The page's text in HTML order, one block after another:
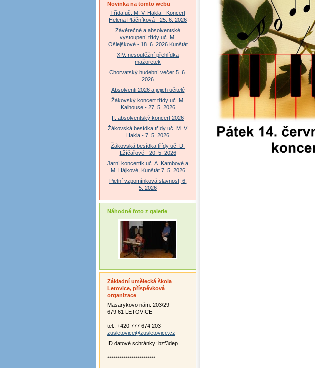
Novinka na tomto webu
Třída uč. M. V. Hakla - Koncert
Helena Ptáčníková - 25. 6. 2026
Závěrečné a absolventské
vystoupení třídy uč. M.
Ošlejškové - 18. 6. 2026 Kunštát
XIV. nesoutěžní přehlídka
mažoretek
Chorvatský hudební večer 5. 6.
2026
Absolventi 2026 a jejich učitelé
Žákovský koncert třídy uč. M.
Kalhouse - 27. 5. 2026
II. absolventský koncert 2026
Žákovská besídka třídy uč. M. V.
Hakla - 7. 5. 2026
Žákovská besídka třídy uč. D.
Lžíčařové - 20. 5. 2026
Jarní koncertík uč. A. Kambové a
M. Hájkové, Kunštát 7. 5. 2026
Pietní vzpomínková slavnost, 6.
5. 2026
Náhodné foto z galerie
Základní umělecká škola
Letovice, příspěvková
organizace
Masarykovo nám. 203/29
679 61 LETOVICE
tel.: +420 777 674 203
zusletovice@zusletovice.cz
ID datové schránky: bzf3dep
************************